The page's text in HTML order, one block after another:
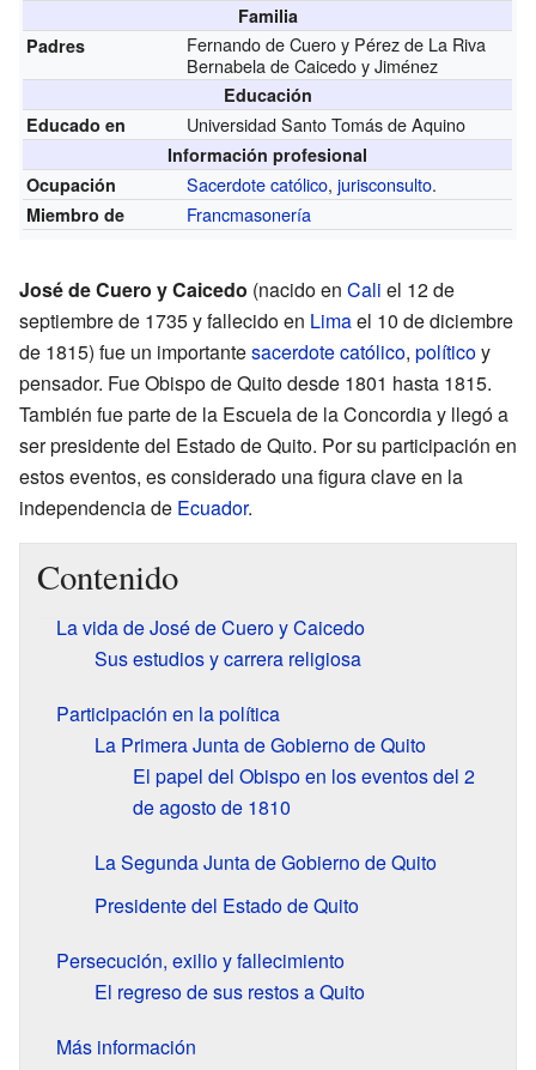
Familia
Padres
Fernando de Cuero y Pérez de La Riva
Bernabela de Caicedo y Jiménez
Educación
Educado en
Universidad Santo Tomás de Aquino
Información profesional
Ocupación
Sacerdote católico,jurisconsulto.
Miembro de Francmasonería
José de Cuero y Caicedo (nacido en Cali el 12 de
septiembre de 1735 y fallecido en Limael 10 de diciembre
de 1815) fue un importantesacerdote católico, políticoy
pensador. Fue Obispo de Quito desde 1801 hasta 1815.
También fue parte de la Escuela de la Concordia y llegó a
ser presidente del Estado de Quito. Por su participación en
estos eventos, es considerado una figura clave en la
independencia de Ecuador.
Contenido
La vida de José de Cuero y Caicedo
Sus estudios y carrera religiosa
Participación en la política
La Primera Junta de Gobierno de Quito
El papel del Obispo en los eventos del 2
de agosto de 1810
La Segunda Junta de Gobierno de Quito
Presidente del Estado de Quito
Persecución, exilio y fallecimiento
El regreso de sus restos a Quito
Más información